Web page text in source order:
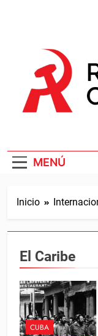
MENÚ
Inicio
El Caribe
CUBA